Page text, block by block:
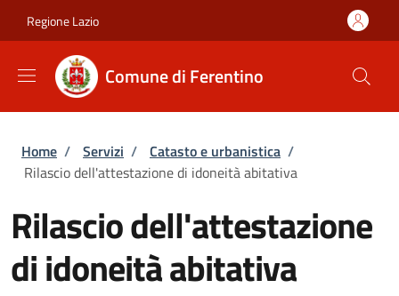
Regione Lazio
Comune di Ferentino
Briciole di pane
Home / Servizi / Catasto e urbanistica /
Rilascio dell'attestazione di idoneità abitativa
Rilascio dell'attestazione
di idoneità abitativa